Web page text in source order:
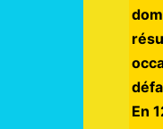
En